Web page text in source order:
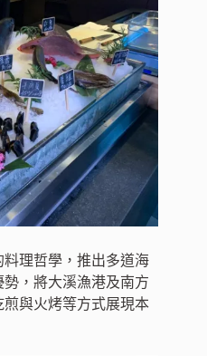
理哲學，推出多道海
，將大溪漁港及南方
與火烤等方式展現本